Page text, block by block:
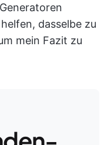
dasselbe zu
mein Fazit zu